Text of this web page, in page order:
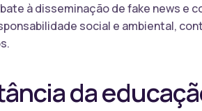
à disseminação de fake news e
social e ambiental,
da